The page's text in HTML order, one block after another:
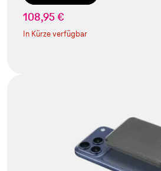
108,95 €
In Kürze verfügbar